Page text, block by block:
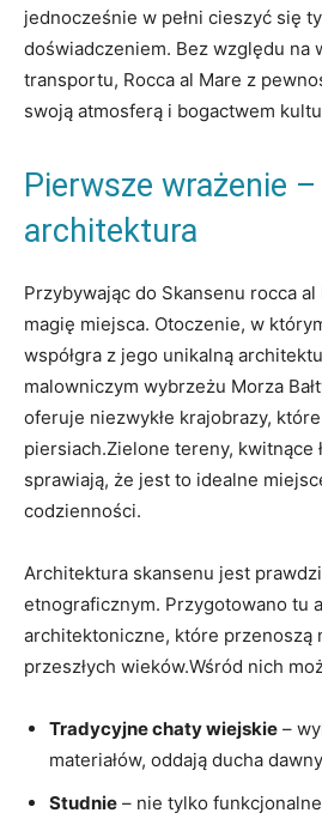
jednocześnie w pełni cieszyć się⁢
doświadczeniem.⁣ Bez względu na
transportu, Rocca ​al Mare z
swoją atmosferą i bogactwem
Pierwsze wrażenie
architektura
Przybywając do Skansenu ⁣rocca
magię miejsca. Otoczenie, w
współgra‌ z jego unikalną
malowniczym wybrzeżu ‌Morza
oferuje ​niezwykłe ⁣krajobrazy,
⁤piersiach.Zielone tereny, kwitnące
sprawiają,‌ że jest ​to idealne
codzienności.
Architektura ‍skansenu jest
etnograficznym. ‍Przygotowano tu
architektoniczne, które przenoszą
przeszłych wieków.Wśród nich
Tradycyjne ⁤chaty wiejskie –
materiałów, oddają ducha
Studnie – nie tylko